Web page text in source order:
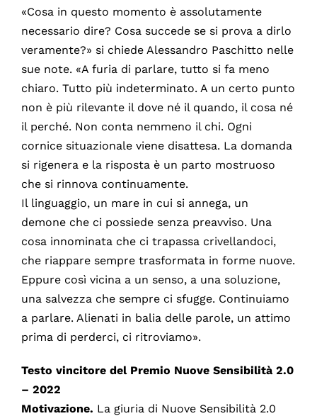
«Cosa in questo momento è assolutamente
necessario dire? Cosa succede se si prova a dirlo
veramente?» si chiede Alessandro Paschitto nelle
sue note. «A furia di parlare, tutto si fa meno
chiaro. Tutto più indeterminato. A un certo punto
non è più rilevante il dove né il quando, il cosa né
il perché. Non conta nemmeno il chi. Ogni
cornice situazionale viene disattesa. La domanda
si rigenera e la risposta è un parto mostruoso
che si rinnova continuamente.
Il linguaggio, un mare in cui si annega, un
demone che ci possiede senza preavviso. Una
cosa innominata che ci trapassa crivellandoci,
che riappare sempre trasformata in forme nuove.
Eppure così vicina a un senso, a una soluzione,
una salvezza che sempre ci sfugge. Continuiamo
a parlare. Alienati in balia delle parole, un attimo
prima di perderci, ci ritroviamo».
Testo vincitore del Premio Nuove Sensibilità 2.0
– 2022
Motivazione. La giuria di Nuove Sensibilità 2.0